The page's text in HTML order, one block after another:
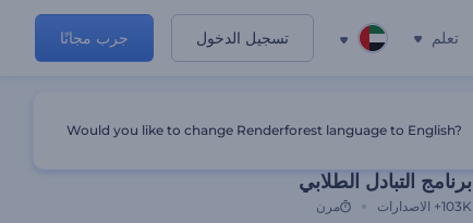
تعلم تسجيل الدخول جرب مجانًا
برنامج التبادل الطلابي
103K+ الاصدارات مرن
Would you like to change Renderforest language to English?